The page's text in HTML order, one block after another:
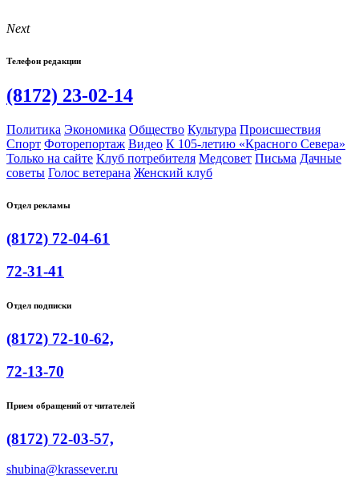
Next
Телефон редакции
(8172) 23-02-14
Политика Экономика Общество Культура Происшествия
Спорт Фоторепортаж Видео К 105-летию «Красного Севера»
Только на сайте Клуб потребителя Медсовет Письма Дачные
советы Голос ветерана Женский клуб
Отдел рекламы
(8172) 72-04-61
72-31-41
Отдел подписки
(8172) 72-10-62,
72-13-70
Прием обращений от читателей
(8172) 72-03-57,
shubina@krassever.ru